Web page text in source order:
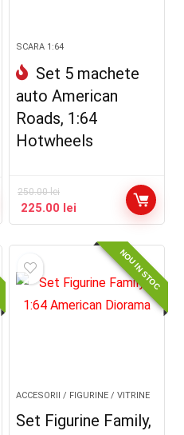
SCARA 1:64
Set 5 machete
auto American
Roads, 1:64
Hotwheels
250.00lei
225.00 lei
NOU IN STOC
ACCESORII / FIGURINE / VITRINE
Set Figurine Family,